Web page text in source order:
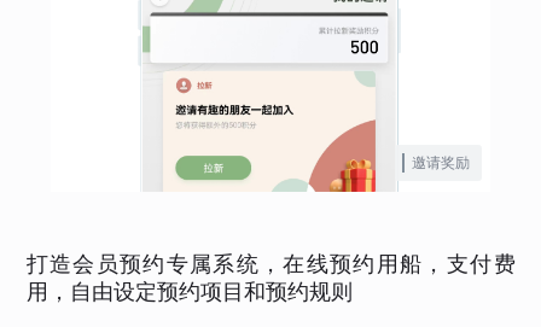
邀请奖励
打造会员预约专属系统，在线预约用船，支付费
用，自由设定预约项目和预约规则